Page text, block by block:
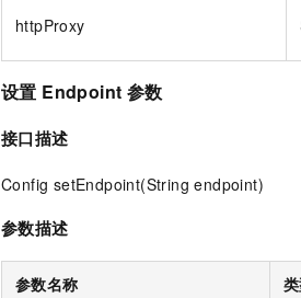
httpProxy
设置 Endpoint 参数
接口描述
Config setEndpoint(String endpoint)
参数描述
参数名称